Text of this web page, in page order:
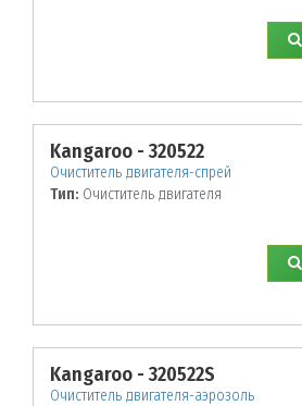
Kangaroo - 320522
Очиститель двигателя-спрей
Тип: Очиститель двигателя
Kangaroo - 320522S
Очиститель двигателя-аэрозоль